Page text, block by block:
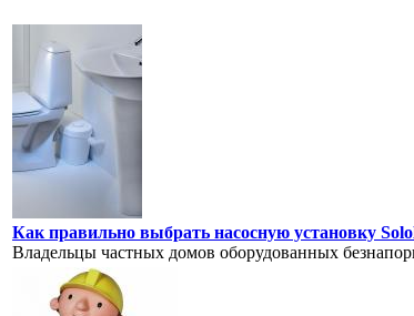
Как правильно выбрать насосную установку
Владельцы частных домов оборудованных